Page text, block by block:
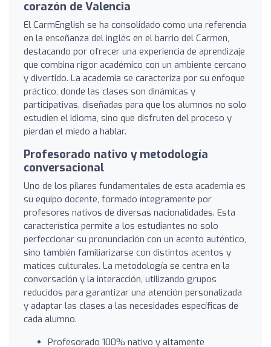
corazón de Valencia
El CarmEnglish se ha consolidado como una referencia
en la enseñanza del inglés en el barrio del Carmen,
destacando por ofrecer una experiencia de aprendizaje
que combina rigor académico con un ambiente cercano
y divertido. La academia se caracteriza por su enfoque
práctico, donde las clases son dinámicas y
participativas, diseñadas para que los alumnos no solo
estudien el idioma, sino que disfruten del proceso y
pierdan el miedo a hablar.
Profesorado nativo y metodología
conversacional
Uno de los pilares fundamentales de esta academia es
su equipo docente, formado íntegramente por
profesores nativos de diversas nacionalidades. Esta
característica permite a los estudiantes no solo
perfeccionar su pronunciación con un acento auténtico,
sino también familiarizarse con distintos acentos y
matices culturales. La metodología se centra en la
conversación y la interacción, utilizando grupos
reducidos para garantizar una atención personalizada
y adaptar las clases a las necesidades específicas de
cada alumno.
Profesorado 100% nativo y altamente